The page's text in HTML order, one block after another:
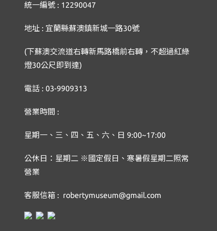
統一編號 : 12290047
地址 : 宜蘭縣蘇澳鎮新城一路30號
(下蘇澳交流道右轉新馬路橋前右轉，不超過紅綠
燈30公尺即到達)
電話 : 03-9909313
營業時間 :
星期一、三、四、五、六、日 9:00~17:00
公休日：星期二 ※國定假日、寒暑假星期二照常
營業
客服信箱 : robertymuseum@gmail.com